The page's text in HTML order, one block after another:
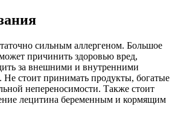
сильным аллергеном. Большое
причинить здоровью вред,
за внешними и внутренними
Не стоит принимать продукты, богатые
непереносимости. Также стоит
лецитина беременным и кормящим